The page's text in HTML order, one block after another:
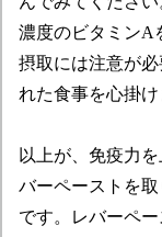
濃度のビタミンA
摂取には注意が
れた食事を心掛け
以上が、免疫力
バーペーストを
です。レバーペ